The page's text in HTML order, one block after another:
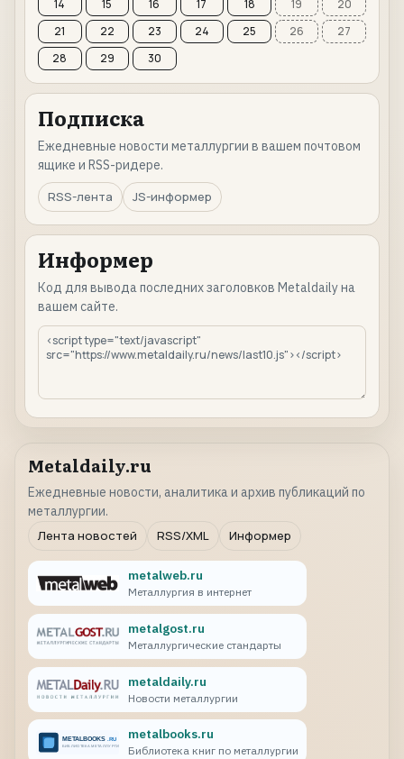
14
15 16 17 18 19
20
21
22 23 24 25 26
27
28
29 30
Подписка
Ежедневные новости металлургии в вашем почтовом
ящике и RSS-ридере.
RSS-лента
JS-информер
Информер
Код для вывода последних заголовков Metaldaily на
вашем сайте.
Metaldaily.ru
Ежедневные новости, аналитика и архив публикаций по
металлургии.
Лента новостей
RSS/XML Информер
metalweb.ru
Металлургия в интернет
metalgost.ru
Металлургические стандарты
metaldaily.ru
Новости металлургии
metalbooks.ru
Библиотека книг по металлургии